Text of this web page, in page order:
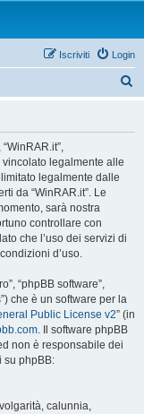
Login
Iscriviti
vincolato legalmente alle
legalmente dalle
da “WinRAR.it”. Le
sarà nostra
controllare con
che l’uso dei servizi di
d’uso.
“phpBB software”,
che è un software per la
Public License v2” (in
. Il software phpBB
non è responsabile dei
su phpBB:
calunnia,